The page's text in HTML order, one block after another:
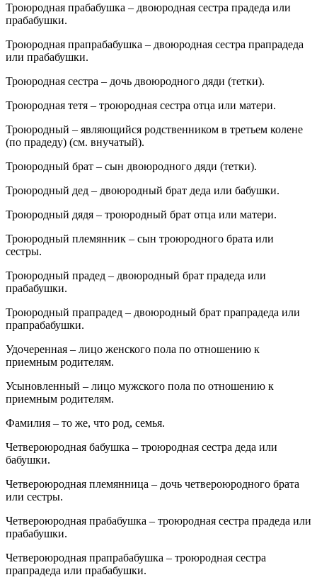
Троюродная прабабушка – двоюродная сестра прадеда или
прабабушки.
Троюродная прапрабабушка – двоюродная сестра прапрадеда
или прабабушки.
Троюродная сестра – дочь двоюродного дяди (тетки).
Троюродная тетя – троюродная сестра отца или матери.
Троюродный – являющийся родственником в третьем колене
(по прадеду) (см. внучатый).
Троюродный брат – сын двоюродного дяди (тетки).
Троюродный дед – двоюродный брат деда или бабушки.
Троюродный дядя – троюродный брат отца или матери.
Троюродный племянник – сын троюродного брата или
сестры.
Троюродный прадед – двоюродный брат прадеда или
прабабушки.
Троюродный прапрадед – двоюродный брат прапрадеда или
прапрабабушки.
Удочеренная – лицо женского пола по отношению к
приемным родителям.
Усыновленный – лицо мужского пола по отношению к
приемным родителям.
Фамилия – то же, что род, семья.
Четвероюродная бабушка – троюродная сестра деда или
бабушки.
Четвероюродная племянница – дочь четвероюродного брата
или сестры.
Четвероюродная прабабушка – троюродная сестра прадеда или
прабабушки.
Четвероюродная прапрабабушка – троюродная сестра
прапрадеда или прабабушки.